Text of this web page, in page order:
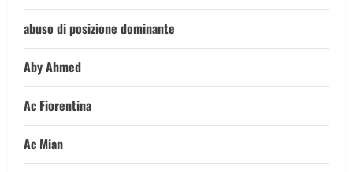
abuso di posizione dominante
Aby Ahmed
Ac Fiorentina
Ac Mian